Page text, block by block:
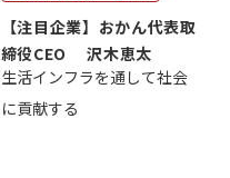
【注目企業】おかん代表取
締役CEO 沢木恵太
生活インフラを通して社会
に貢献する